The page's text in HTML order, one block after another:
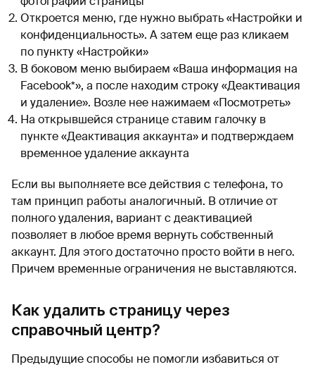
Откроется меню, где нужно выбрать «Настройки и
конфиденциальность». А затем еще раз кликаем
по пункту «Настройки»
В боковом меню выбираем «Ваша информация на
Facebook*», а после находим строку «Деактивация
и удаление». Возле нее нажимаем «Посмотреть»
На открывшейся странице ставим галочку в
пункте «Деактивация аккаунта» и подтверждаем
временное удаление аккаунта
Если вы выполняете все действия с телефона, то
там принцип работы аналогичный. В отличие от
полного удаления, вариант с деактивацией
позволяет в любое время вернуть собственный
аккаунт. Для этого достаточно просто войти в него.
Причем временные ограничения не выставляются.
Как удалить страницу через
справочный центр?
Предыдущие способы не помогли избавиться от